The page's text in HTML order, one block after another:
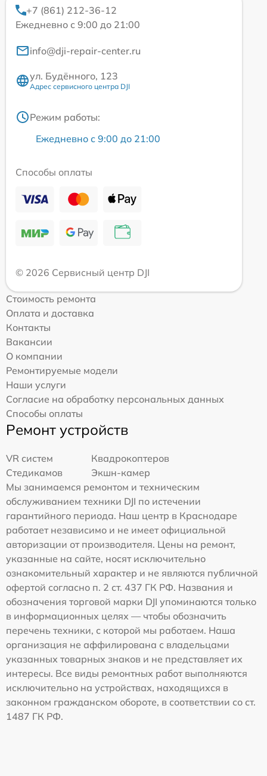
+7 (861) 212-36-12
Ежедневно с 9:00 до 21:00
info@dji-repair-center.ru
ул. Будённого, 123
Адрес сервисного центра DJI
Режим работы:
Ежедневно с 9:00 до 21:00
Способы оплаты
© 2026 Сервисный центр DJI
Стоимость ремонта
Оплата и доставка
Контакты
Вакансии
О компании
Ремонтируемые модели
Наши услуги
Согласие на обработку персональных данных
Способы оплаты
Ремонт устройств
VR систем
Квадрокоптеров
Стедикамов
Экшн-камер
Мы занимаемся ремонтом и техническим
обслуживанием техники DJI по истечении
гарантийного периода. Наш центр в Краснодаре
работает независимо и не имеет официальной
авторизации от производителя. Цены на ремонт,
указанные на сайте, носят исключительно
ознакомительный характер и не являются публичной
офертой согласно п. 2 ст. 437 ГК РФ. Названия и
обозначения торговой марки DJI упоминаются только
в информационных целях — чтобы обозначить
перечень техники, с которой мы работаем. Наша
организация не аффилирована с владельцами
указанных товарных знаков и не представляет их
интересы. Все виды ремонтных работ выполняются
исключительно на устройствах, находящихся в
законном гражданском обороте, в соответствии со ст.
1487 ГК РФ.